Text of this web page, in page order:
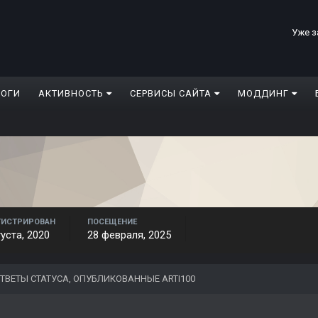
Уже
АКТИВНОСТЬ СЕРВИСЫ САЙТА МОДДИНГ
2020
ПОСЕЩЕНИЕ
28 февраля, 2025
СТАТУСА, ОПУБЛИКОВАННЫЕ ARTI100